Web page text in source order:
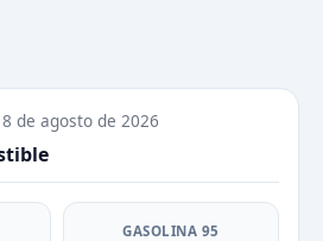
de agosto de 2026
GASOLINA 95